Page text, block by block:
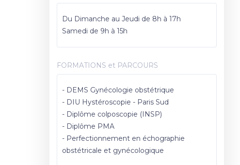
Du Dimanche au Jeudi de 8h à 17h
Samedi de 9h à 15h
FORMATIONS et PARCOURS
- DEMS Gynécologie obstétrique
- DIU Hystéroscopie - Paris Sud
- Diplôme colposcopie (INSP)
- Diplôme PMA
- Perfectionnement en échographie
obstétricale et gynécologique